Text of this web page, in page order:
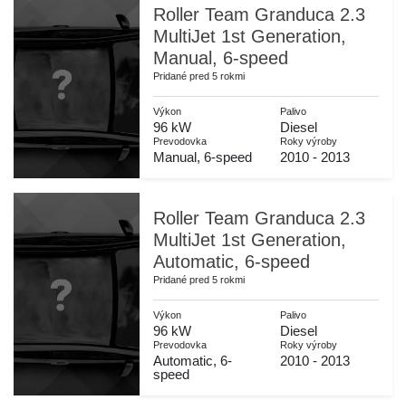
Roller Team Granduca 2.3
MultiJet 1st Generation,
Manual, 6-speed
Pridané pred 5 rokmi
Výkon
96 kW
Palivo
Diesel
Prevodovka
Manual, 6-speed
Roky výroby
2010 - 2013
Roller Team Granduca 2.3
MultiJet 1st Generation,
Automatic, 6-speed
Pridané pred 5 rokmi
Výkon
96 kW
Palivo
Diesel
Prevodovka
Automatic, 6-
speed
Roky výroby
2010 - 2013